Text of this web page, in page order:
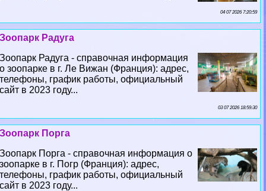
04 07 2026 7:20:59
Зоопарк Радуга
Зоопарк Радуга - справочная информация
о зоопарке в г. Ле Вижан (Франция): адрес,
телефоны, график работы, официальный
сайт в 2023 году...
03 07 2026 18:59:30
Зоопарк Порга
Зоопарк Порга - справочная информация о
зоопарке в г. Погр (Франция): адрес,
телефоны, график работы, официальный
сайт в 2023 году...